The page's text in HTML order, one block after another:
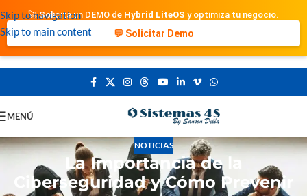
Skip to navigation
Skip to main content
🚀 Solicita un DEMO de Hybrid LiteOS y optimiza tu negocio.
💬 Solicitar Demo
MENÚ
NOTICIAS
La Importancia de la
Ciberseguridad y Cómo Prevenir